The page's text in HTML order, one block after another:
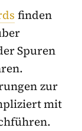
finden
Spuren
zur
mit